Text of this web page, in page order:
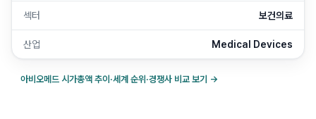
섹터 보건의료
산업 Medical Devices
아비오메드 시가총액 추이·세계 순위·경쟁사 비교 보기 →